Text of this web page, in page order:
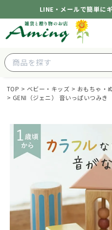
LINE・メールで簡単に
TOP ベビー・キッズ おもちゃ・
GENI（ジェニ） 音いっぱいつみき